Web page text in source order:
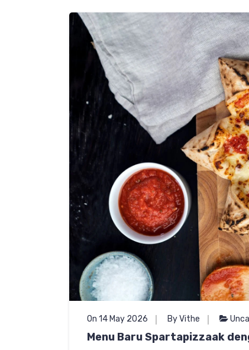
On 14 May 2026 By Vithe
Menu Baru Spartapizzaak